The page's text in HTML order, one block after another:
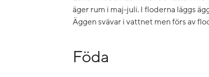
äger rum i maj-juli. I floderna läggs
Äggen svävar i vattnet men förs av
Föda